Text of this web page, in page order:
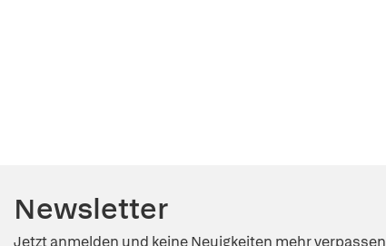
Newsletter
Jetzt anmelden und keine Neuigkeiten mehr verpassen